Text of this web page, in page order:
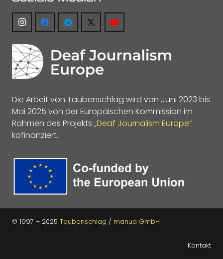
Die Arbeit von Taubenschlag wird von Juni 2023 bis
Mai 2025 von der Europäischen Kommission im
Rahmen des Projekts „Deaf Journalism Europe“
kofinanziert.
© 1997 – 2025 Taubenschlag / manua GmbH
Kontakt